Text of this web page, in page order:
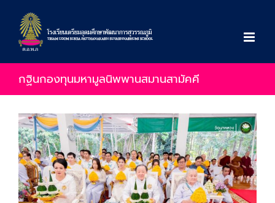
content
กฐินกองทุนมหามูลนิพพานสมานสามัคคี
View
Larger
Image